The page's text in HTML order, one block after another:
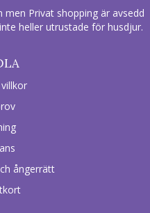
Privat shopping är avsedd
heller utrustade för husdjur.
ångerrätt